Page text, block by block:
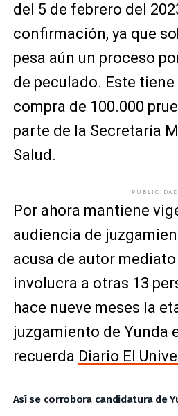
del 5 de febrero del
confirmación, ya que
pesa aún un proceso
de peculado. Este
compra de 100.000
parte de la Secretaría
Salud.
PUBLICIDAD
Por ahora mantiene
audiencia de
acusa de autor
involucra a otras 13
hace nueve meses la
juzgamiento de Yunda
recuerda Diario El
Así se corrobora candidatura de